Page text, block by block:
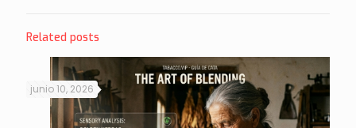
Related posts
junio 10, 2026